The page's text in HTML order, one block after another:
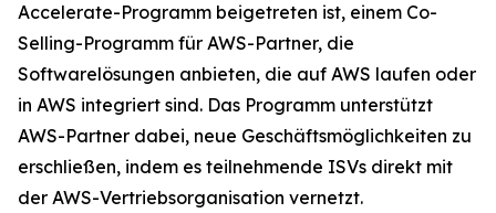
Accelerate-Programm beigetreten ist, einem Co-
Selling-Programm für AWS-Partner, die
Softwarelösungen anbieten, die auf AWS laufen oder
in AWS integriert sind. Das Programm unterstützt
AWS-Partner dabei, neue Geschäftsmöglichkeiten zu
erschließen, indem es teilnehmende ISVs direkt mit
der AWS-Vertriebsorganisation vernetzt.